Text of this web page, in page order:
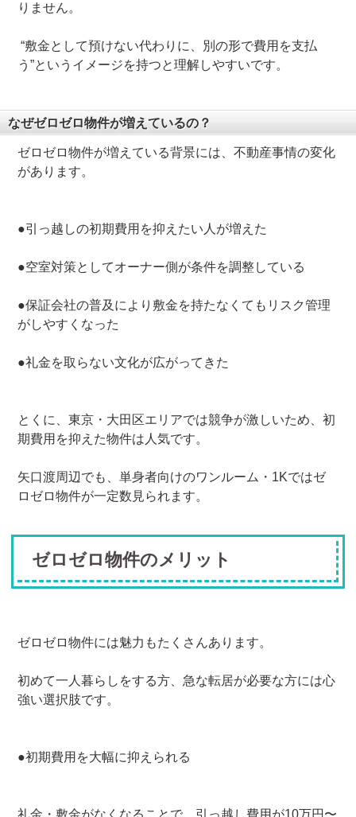
りません。
“敷金として預けない代わりに、別の形で費用を支払
う”というイメージを持つと理解しやすいです。
なぜゼロゼロ物件が増えているの？
ゼロゼロ物件が増えている背景には、不動産事情の変化
があります。
●引っ越しの初期費用を抑えたい人が増えた
●空室対策としてオーナー側が条件を調整している
●保証会社の普及により敷金を持たなくてもリスク管理
がしやすくなった
●礼金を取らない文化が広がってきた
とくに、東京・大田区エリアでは競争が激しいため、初
期費用を抑えた物件は人気です。
矢口渡周辺でも、単身者向けのワンルーム・1Kではゼ
ロゼロ物件が一定数見られます。
ゼロゼロ物件のメリット
ゼロゼロ物件には魅力もたくさんあります。
初めて一人暮らしをする方、急な転居が必要な方には心
強い選択肢です。
●初期費用を大幅に抑えられる
礼金・敷金がなくなることで、引っ越し費用が10万円〜